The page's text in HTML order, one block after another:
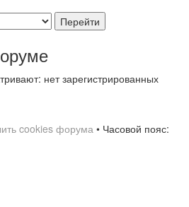
нет зарегистрированных
cookies форума • Часовой пояс: